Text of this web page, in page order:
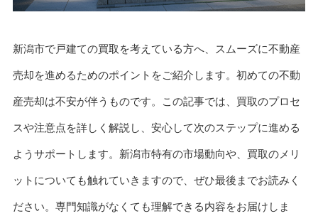
新潟市で戸建ての買取を考えている方へ、スムーズに不動産
売却を進めるためのポイントをご紹介します。初めての不動
産売却は不安が伴うものです。この記事では、買取のプロセ
スや注意点を詳しく解説し、安心して次のステップに進める
ようサポートします。新潟市特有の市場動向や、買取のメリ
ットについても触れていきますので、ぜひ最後までお読みく
ださい。専門知識がなくても理解できる内容をお届けしま